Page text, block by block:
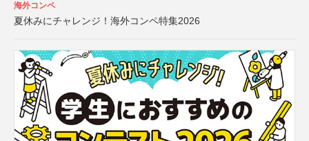
海外コンペ
夏休みにチャレンジ！海外コンペ特集2026